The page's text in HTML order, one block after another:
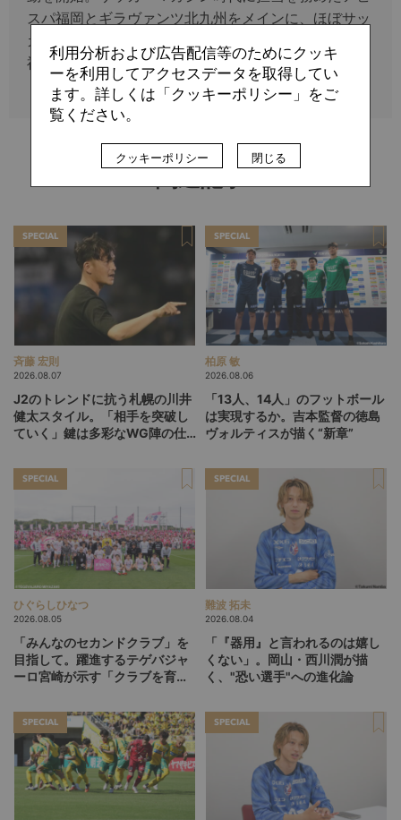
スパ福岡とギラヴァンツ北九州をメインに、ほぼサッ
カーの仕事だけで生きつなぐ。現在はエルゴラッソの
福岡＆北九州を担当。
SPECIAL
斉藤 宏則
2026.08.07
J2のトレンドに抗う札幌の川井
健太スタイル。「相手を突破し
ていく」鍵は多彩なWG陣の仕
SPECIAL
柏原 敏
2026.08.06
「13人、14人」のフットボール
は実現するか。吉本監督の徳島
ヴォルティスが描く“新章”
SPECIAL
ひぐらしひなつ
2026.08.05
「みんなのセカンドクラブ」を
目指して。躍進するテゲバジャ
ーロ宮崎が示す「クラブを育て
SPECIAL
難波 拓未
2026.08.04
「『器用』と言われるのは嬉し
くない」。岡山・西川潤が描
く、"恐い選手"への進化論
SPECIAL SPECIAL
利用分析および広告配信等のためにクッキ
ーを利用してアクセスデータを取得してい
ます。詳しくは「クッキーポリシー」をご
覧ください。
クッキーポリシー 閉じる